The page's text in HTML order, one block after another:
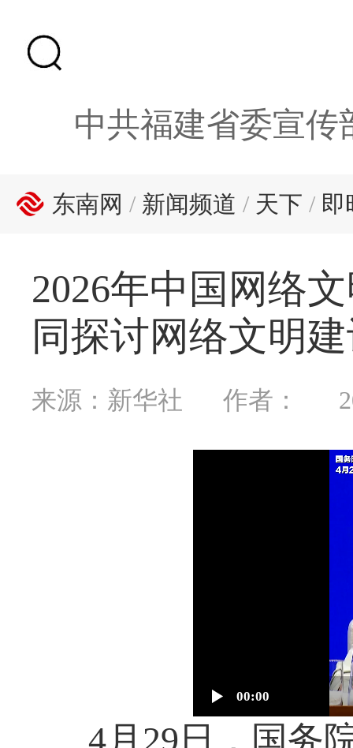
中共福建省委宣传
东南网 / 新闻频道 / 天下 / 即
2026年中国网络
同探讨网络文明
来源：新华社 作者：
00:00
4月29日，国务